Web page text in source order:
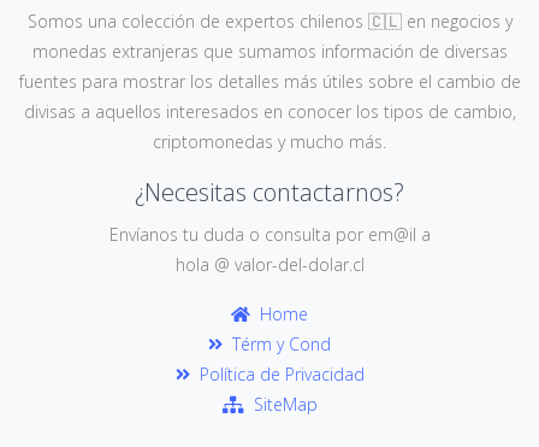
Somos una colección de expertos chilenos 🇨🇱 en negocios y
monedas extranjeras que sumamos información de diversas
fuentes para mostrar los detalles más útiles sobre el cambio de
divisas a aquellos interesados en conocer los tipos de cambio,
criptomonedas y mucho más.
¿Necesitas contactarnos?
Envíanos tu duda o consulta por em@il a
hola @ valor-del-dolar.cl
Home
Térm y Cond
Política de Privacidad
SiteMap